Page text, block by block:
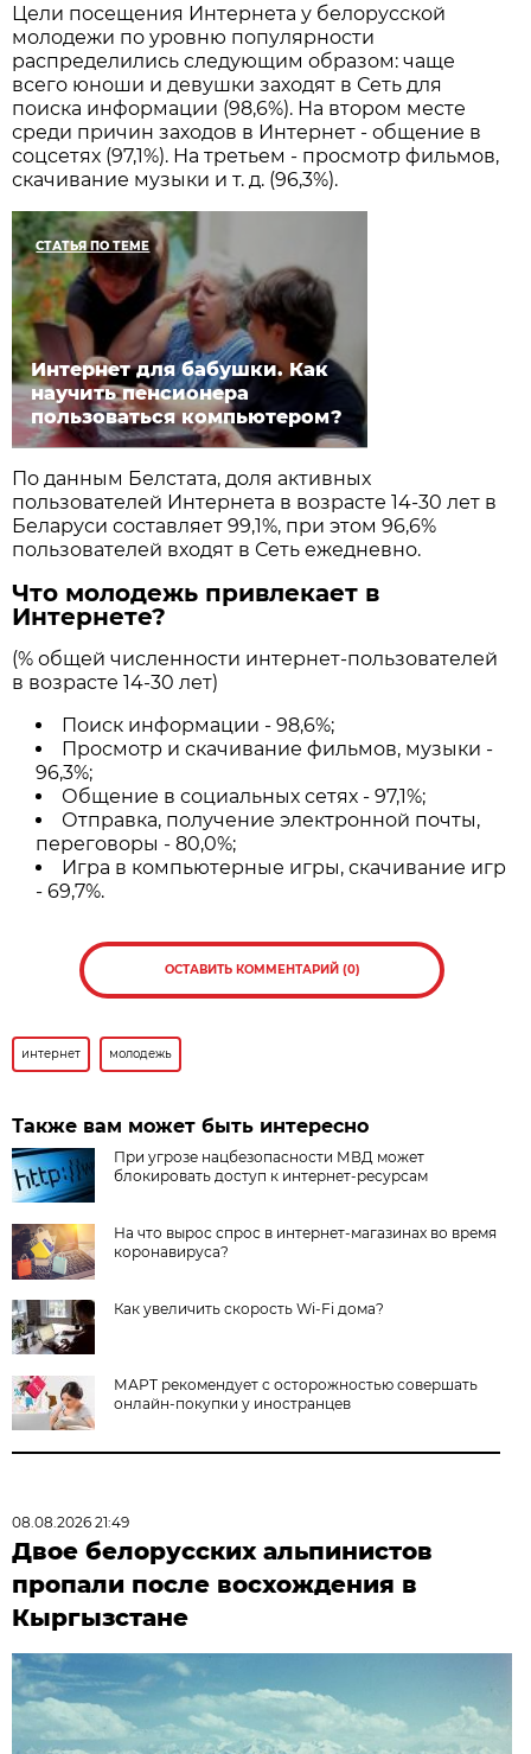
Цели посещения Интернета у белорусской
молодежи по уровню популярности
распределились следующим образом: чаще
всего юноши и девушки заходят в Сеть для
поиска информации (98,6%). На втором месте
среди причин заходов в Интернет - общение в
соцсетях (97,1%). На третьем - просмотр фильмов,
скачивание музыки и т. д. (96,3%).
СТАТЬЯ ПО ТЕМЕ
Интернет для бабушки. Как
научить пенсионера
пользоваться компьютером?
По данным Белстата, доля активных
пользователей Интернета в возрасте 14-30 лет в
Беларуси составляет 99,1%, при этом 96,6%
пользователей входят в Сеть ежедневно.
Что молодежь привлекает в
Интернете?
(% общей численности интернет-пользователей
в возрасте 14-30 лет)
Поиск информации - 98,6%;
Просмотр и скачивание фильмов, музыки -
96,3%;
Общение в социальных сетях - 97,1%;
Отправка, получение электронной почты,
переговоры - 80,0%;
Игра в компьютерные игры, скачивание игр
- 69,7%.
ОСТАВИТЬ КОММЕНТАРИЙ (0)
интернет молодежь
Также вам может быть интересно
При угрозе нацбезопасности МВД может
блокировать доступ к интернет-ресурсам
На что вырос спрос в интернет-магазинах во время
коронавируса?
Как увеличить скорость Wi-Fi дома?
МАРТ рекомендует с осторожностью совершать
онлайн-покупки у иностранцев
08.08.2026 21:49
Двое белорусских альпинистов
пропали после восхождения в
Кыргызстане